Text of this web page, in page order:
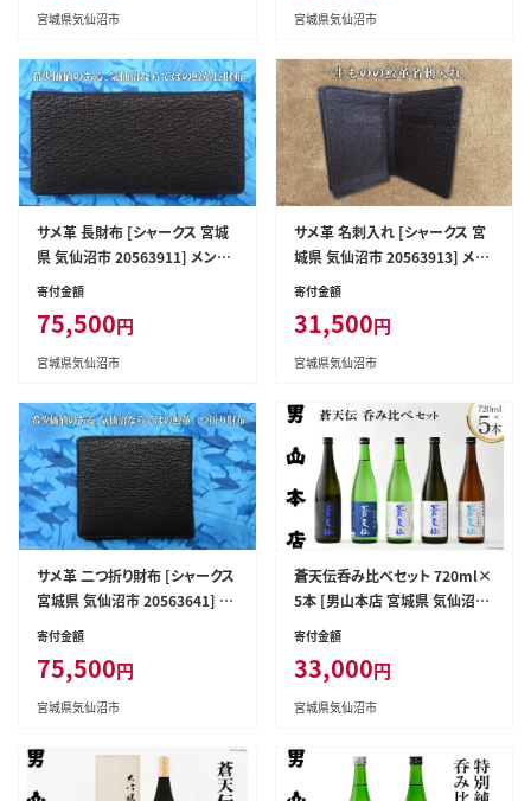
宮城県気仙沼市 宮城県気仙沼市
サメ革 長財布 [シャークス 宮城
県 気仙沼市 20563911] メンズ
革財布 さいふ サイフ 丈夫 長持
寄付金額
75,500円
宮城県気仙沼市
サメ革 名刺入れ [シャークス 宮
城県 気仙沼市 20563913] メン
ズ ビジネス 丈夫 長持 鮫 さめ
寄付金額
31,500円
宮城県気仙沼市
サメ革 二つ折り財布 [シャークス
宮城県 気仙沼市 20563641] メ
ンズ 革財布 折り畳み さいふ サ
イフ 丈夫 長持 鮫 さめ
寄付金額
75,500円
宮城県気仙沼市
蒼天伝呑み比べセット 720ml×
5本 [男山本店 宮城県 気仙沼市
20563563] 日本酒 酒 お酒 中口
大吟醸 純米吟醸 特別純米酒 純
米酒 特別本醸造 飲み比べ セッ
ト
寄付金額
33,000円
宮城県気仙沼市